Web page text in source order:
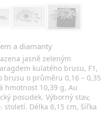
a diamanty
jasně zeleným
kulatého brusu, F1,
o průměru 0,16 – 0,35
hmotnost 10,39 g, Au
posudek. Výborný stav,
Délka 6,15 cm, šířka